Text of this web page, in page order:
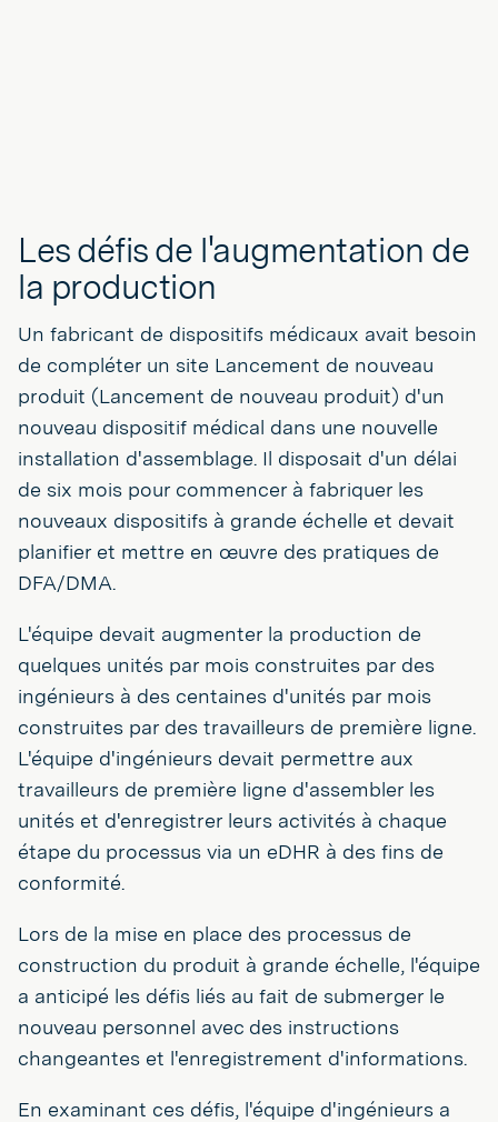
Les défis de l'augmentation de
la production
Un fabricant de dispositifs médicaux avait besoin
de compléter un site Lancement de nouveau
produit (Lancement de nouveau produit) d'un
nouveau dispositif médical dans une nouvelle
installation d'assemblage. Il disposait d'un délai
de six mois pour commencer à fabriquer les
nouveaux dispositifs à grande échelle et devait
planifier et mettre en œuvre des pratiques de
DFA/DMA.
L'équipe devait augmenter la production de
quelques unités par mois construites par des
ingénieurs à des centaines d'unités par mois
construites par des travailleurs de première ligne.
L'équipe d'ingénieurs devait permettre aux
travailleurs de première ligne d'assembler les
unités et d'enregistrer leurs activités à chaque
étape du processus via un eDHR à des fins de
conformité.
Lors de la mise en place des processus de
construction du produit à grande échelle, l'équipe
a anticipé les défis liés au fait de submerger le
nouveau personnel avec des instructions
changeantes et l'enregistrement d'informations.
En examinant ces défis, l'équipe d'ingénieurs a